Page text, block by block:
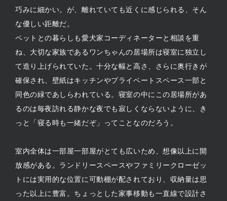
巧みに細かい。が、離れていても近くに感じられる、そん
な優しい距離だ。
ペットとの暮らしも愛犬家コーディネーターと相談を重
ね、大切な家族であるワンちゃんの居場所は寝室に独立し
て造り上げられていた。十分な幅と高さ、さらに奥行きが
確保され、壁紙はキッチンやプライベートスペース一部と
同色の緑であしらわれている。寝室の中にこの居場所があ
るのは毎夜訪れる静かな夜でも寂しくならないように、き
っと「寝る時も一緒だぞ」ってことなのだろう。
室内全体は一部屋一部屋がとても広いため、想像以上に開
放感がある。ランドリースペースやファミリークローゼッ
トには実用的な位置に可動棚が配されており、収納量は思
った以上に豊富。ちょっとした家事移動も一直線で設計さ